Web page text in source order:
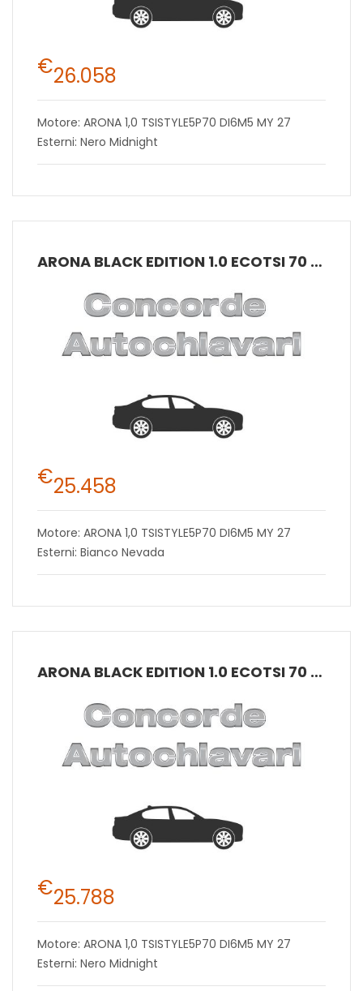
€26.058
Motore: ARONA 1,0 TSISTYLE5P70 DI6M5 MY 27
Esterni: Nero Midnight
ARONA BLACK EDITION 1.0 ECOTSI 70 KW (95 CV) BENZINA MANUALE 5 MARCE 2WD
€25.458
Motore: ARONA 1,0 TSISTYLE5P70 DI6M5 MY 27
Esterni: Bianco Nevada
ARONA BLACK EDITION 1.0 ECOTSI 70 KW (95 CV) BENZINA MANUALE 5 MARCE 2WD
€25.788
Motore: ARONA 1,0 TSISTYLE5P70 DI6M5 MY 27
Esterni: Nero Midnight